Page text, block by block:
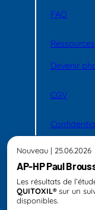
FAQ
Ressources
Devenir
CGV
Copyright © 2025
Nouveau | 25.06.2026
AP-HP Paul
Les résultats de
QUITOXIL® sur un
disponibles.